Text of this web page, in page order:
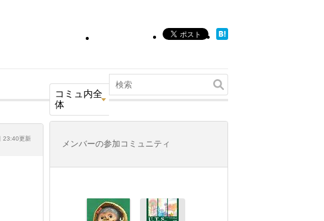
コミュ内全
体
23:40更新
メンバーの参加コミュニティ